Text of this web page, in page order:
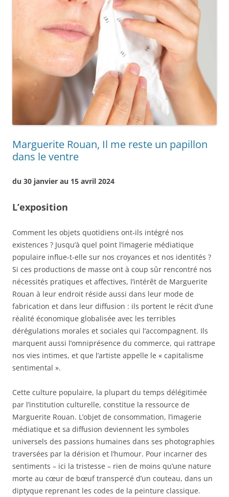
Marguerite Rouan, Il me reste un papillon
dans le ventre
du 30 janvier au 15 avril 2024
L’exposition
Comment les objets quotidiens ont-ils intégré nos
existences ? Jusqu’à quel point l’imagerie médiatique
populaire influe-t-elle sur nos croyances et nos identités ?
Si ces productions de masse ont à coup sûr rencontré nos
nécessités pratiques et affectives, l’intérêt de Marguerite
Rouan à leur endroit réside aussi dans leur mode de
fabrication et dans leur diffusion : ils portent le récit d’une
réalité économique globalisée avec les terribles
dérégulations morales et sociales qui l’accompagnent. Ils
marquent aussi l’omniprésence du commerce, qui rattrape
nos vies intimes, et que l’artiste appelle le « capitalisme
sentimental ».
Cette culture populaire, la plupart du temps délégitimée
par l’institution culturelle, constitue la ressource de
Marguerite Rouan. L’objet de consommation, l’imagerie
médiatique et sa diffusion deviennent les symboles
universels des passions humaines dans ses photographies
traversées par la dérision et l’humour. Pour incarner des
sentiments – ici la tristesse – rien de moins qu’une nature
morte au cœur de bœuf transpercé d’un couteau, dans un
diptyque reprenant les codes de la peinture classique.